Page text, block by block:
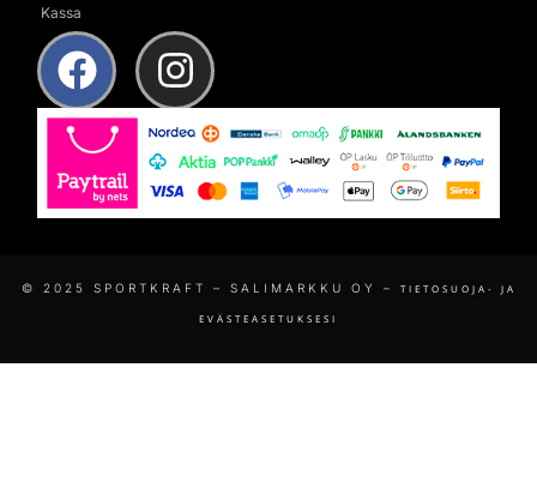
Kassa
© 2025 SPORTKRAFT – SALIMARKKU OY – TIETOSUOJA- JA
EVÄSTEASETUKSESI